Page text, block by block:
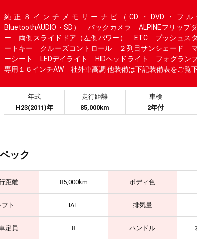
純正８インチメモリーナビ（CD・DVD・フル
BluetoothAUDIO・SD） バックカメラ ALPINEフリップ
ー 両側スライドドア（左側パワー） ETC プッシュス
ートキー クルーズコントロール ２列目サンシェード
ーシート LEDデイライト HIDヘッドライト フォグラン
専用１６インチAW 社外車高調 他装備は下記装備表をご覧
年式
H23(2011)年
走行距離
85,000km
車検
2年付
ック
距離 85,000km ボディ色
フト IAT 排気量
定員 8 ハンドル